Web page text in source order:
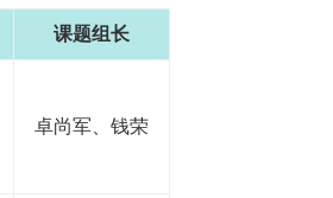
课题组长
卓尚军、钱荣